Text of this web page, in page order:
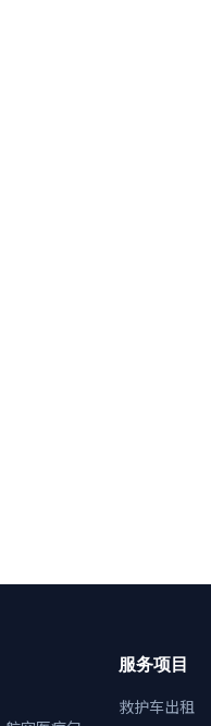
服务项目
救护车出租